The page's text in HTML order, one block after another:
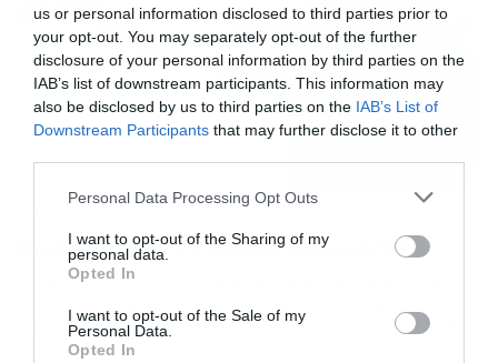
us or personal information disclosed to third parties prior to
your opt-out. You may separately opt-out of the further
disclosure of your personal information by third parties on the
IAB’s list of downstream participants. This information may
also be disclosed by us to third parties on the IAB’s List of
Downstream Participants that may further disclose it to other
Please note that this website/app uses one or more Google
not limited to your visit or usage behaviour. You may click to
grant or deny consent to Google and its third-party tags to
use your data for below specified purposes in below Google
consent section.
Personal Data Processing Opt Outs
I want to opt-out of the Sharing of my
personal data.
Opted In
I want to opt-out of the Sale of my
Personal Data.
Opted In
Ηλιόπουλος: «Τα λάθη πληρώνονται»
Ο Σταύρος Ηλιόπουλος παραδέχτηκε πως κάθε λάθος
έχει και το τίμημα του σε αυτή την κατηγορία,
υποστηρίζοντας ότι χρόνο με τον χρόνο η Καλλιθέα θα
γίνεται όλο και καλύτερη. Αναλυτικά τα όσα είπε αμέσως